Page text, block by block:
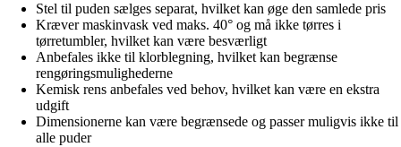
Stel til puden sælges separat, hvilket kan øge den samlede pris
Kræver maskinvask ved maks. 40° og må ikke tørres i
tørretumbler, hvilket kan være besværligt
Anbefales ikke til klorblegning, hvilket kan begrænse
rengøringsmulighederne
Kemisk rens anbefales ved behov, hvilket kan være en ekstra
udgift
Dimensionerne kan være begrænsede og passer muligvis ikke til
alle puder